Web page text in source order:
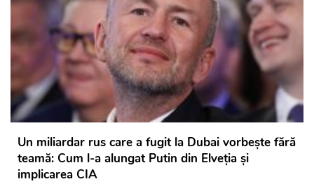
Un miliardar rus care a fugit la Dubai vorbește fără
teamă: Cum l-a alungat Putin din Elveția și
implicarea CIA